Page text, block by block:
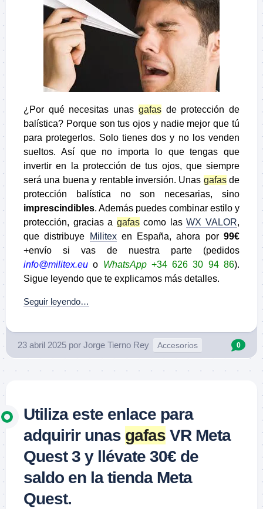
¿Por qué necesitas unas gafasde protección de
balística? Porque son tus ojos y nadie mejor que tú
para protegerlos. Solo tienes dos y no los venden
sueltos. Así que no importa lo que tengas que
invertir en la protección de tus ojos, que siempre
será una buena y rentable inversión. Unas gafasde
protección balística no son necesarias, sino
imprescindibles. Además puedes combinar estilo y
protección, gracias a gafascomo lasWX VALOR,
que distribuye
Militexen España, ahora por99€
+envío si vas de nuestra parte (pedidos
info@militex.eu o WhatsApp+34 626 30 94 86).
Sigue leyendo que te explicamos más detalles.
Seguir leyendo…
23 abril 2025 por Jorge Tierno Rey Accesorios 0
Utiliza este enlace para
adquirir unas gafas VR Meta
Quest 3 y llévate 30€ de
saldo en la tienda Meta
Quest.